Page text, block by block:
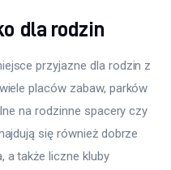
dla rodzin
przyjazne dla rodzin z
placów zabaw, parków
na rodzinne spacery czy
się również dobrze
a także liczne kluby